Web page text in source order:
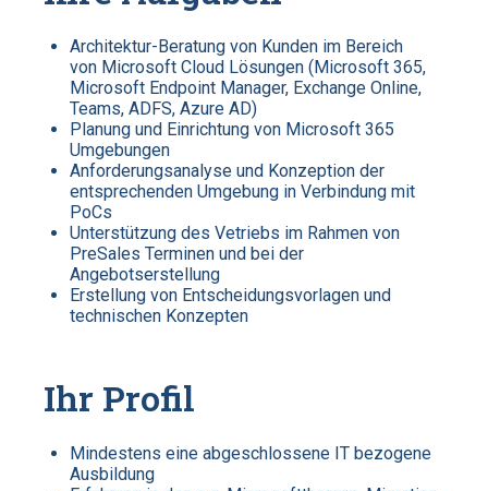
Architektur-Beratung von Kunden im Bereich
von Microsoft Cloud Lösungen (Microsoft 365,
Microsoft Endpoint Manager, Exchange Online,
Teams, ADFS, Azure AD)
Planung und Einrichtung von Microsoft 365
Umgebungen
Anforderungsanalyse und Konzeption der
entsprechenden Umgebung in Verbindung mit
PoCs
Unterstützung des Vetriebs im Rahmen von
PreSales Terminen und bei der
Angebotserstellung
Erstellung von Entscheidungsvorlagen und
technischen Konzepten
Ihr Profil
Mindestens eine abgeschlossene IT bezogene
Ausbildung